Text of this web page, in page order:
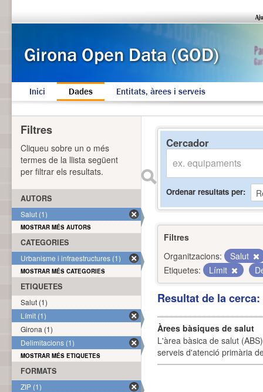
Inici Dades Entitats, àrees i serveis
Cercador
Ordenar resultats per
Filtres
Organitzacions:
Salut
Etiquetes:
Límit
Resultat de la
Àrees bàsiques de salut
L'àrea bàsica de salut
serveis d'atenció primària
Filtres
Cliqueu sobre un o més
termes de la llista següent
per filtrar els resultats.
AUTORS
Salut (1)
MOSTRAR MÉS AUTORS
CATEGORIES
Urbanisme i infraestructures (1)
MOSTRAR MÉS CATEGORIES
ETIQUETES
Salut (1)
Límit (1)
Girona (1)
Delimitacions (1)
MOSTRAR MÉS ETIQUETES
FORMATS
ZIP (1)